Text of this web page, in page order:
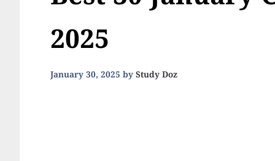
2025
January 30, 2025 byStudy Doz